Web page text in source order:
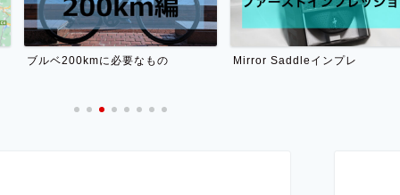
ブルベ200kmに必要なもの Mirror Saddleインプレ